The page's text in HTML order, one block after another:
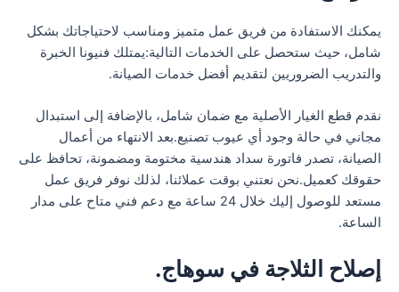
يمكنك الاستفادة من فريق عمل متميز ومناسب لاحتياجاتك بشكل
شامل، حيث ستحصل على الخدمات التالية:يمتلك فنيونا الخبرة
والتدريب الضروريين لتقديم أفضل خدمات الصيانة.
نقدم قطع الغيار الأصلية مع ضمان شامل، بالإضافة إلى استبدال
مجاني في حالة وجود أي عيوب تصنيع.بعد الانتهاء من أعمال
الصيانة، تصدر فاتورة سداد هندسية مختومة ومضمونة، تحافظ على
حقوقك كعميل.نحن نعتني بوقت عملائنا، لذلك نوفر فريق عمل
مستعد للوصول إليك خلال 24 ساعة مع دعم فني متاح على مدار
الساعة.
إصلاح الثلاجة في سوهاج.